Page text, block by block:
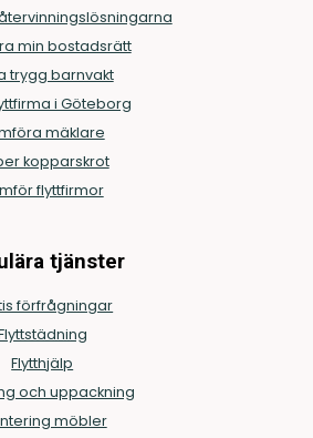
min bostadsrätt
trygg barnvakt
i Göteborg
mäklare
kopparskrot
flyttfirmor
tjänster
förfrågningar
Flytthjälp
och uppackning
möbler